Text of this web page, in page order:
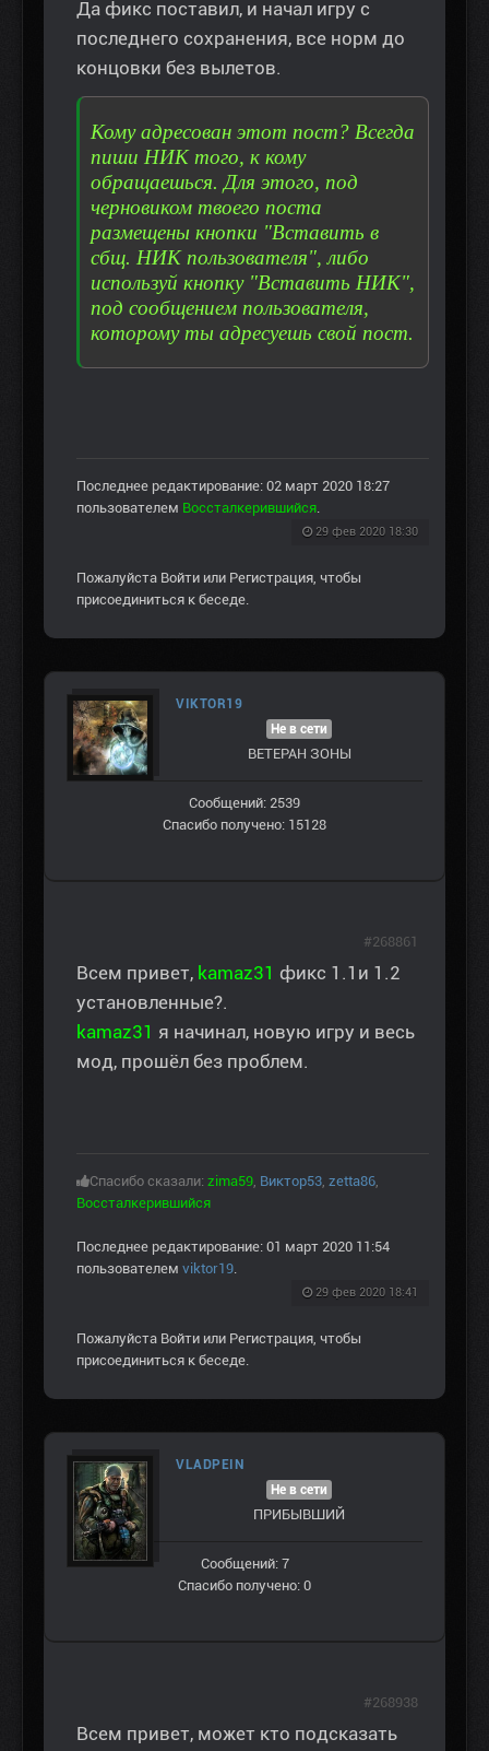
Да фикс поставил, и начал игру с
последнего сохранения, все норм до
концовки без вылетов.
Кому адресован этот пост? Всегда
пиши НИК того, к кому
обращаешься. Для этого, под
черновиком твоего поста
размещены кнопки "Вставить в
сбщ. НИК пользователя", либо
используй кнопку "Вставить НИК",
под сообщением пользователя,
которому ты адресуешь свой пост.
Последнее редактирование: 02 март 2020 18:27
пользователем Воссталкерившийся.
29 фев 2020 18:30
Пожалуйста Войти или Регистрация, чтобы
присоединиться к беседе.
VIKTOR19
Не в сети
ВЕТЕРАН ЗOНЫ
Сообщений: 2539
Спасибо получено: 15128
Всем привет, kamaz31 фикс 1.1и 1.2
установленные?.
kamaz31 я начинал, новую игру и весь
мод, прошёл без проблем.
Спасибо сказали: zima59, Виктор53, zetta86,
Воссталкерившийся
Последнее редактирование: 01 март 2020 11:54
пользователем viktor19.
29 фев 2020 18:41
#268861
Пожалуйста Войти или Регистрация, чтобы
присоединиться к беседе.
VLADPEIN
Не в сети
ПРИБЫВШИЙ
Сообщений: 7
Спасибо получено: 0
Всем привет, может кто подсказать
#268938